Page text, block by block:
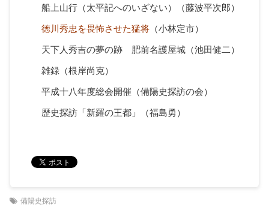
船上山行（太平記へのいざない）（藤波平次郎）
徳川秀忠を畏怖させた猛将 （小林定市）
天下人秀吉の夢の跡 肥前名護屋城（池田健二）
雑録（根岸尚克）
平成十八年度総会開催（備陽史探訪の会）
歴史探訪「新羅の王都」（福島勇）
備陽史探訪